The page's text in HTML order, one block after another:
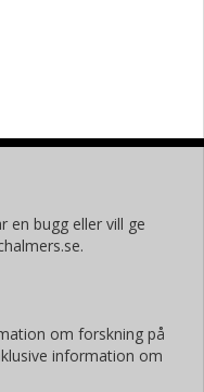
en bugg eller vill ge
om forskning på
information om